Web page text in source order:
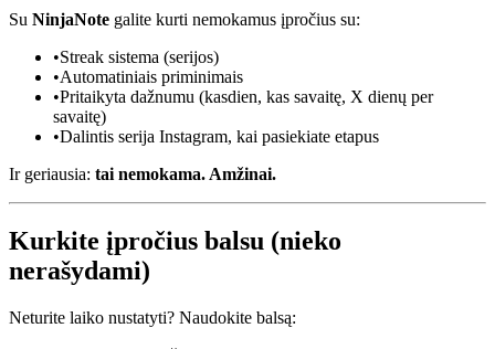
Su NinjaNote galite kurti nemokamus įpročius su:
•Streak sistema (serijos)
•Automatiniais priminimais
•Pritaikyta dažnumu (kasdien, kas savaitę, X dienų per
savaitę)
•Dalintis serija Instagram, kai pasiekiate etapus
Ir geriausia: tai nemokama. Amžinai.
Kurkite įpročius balsu (nieko
nerašydami)
Neturite laiko nustatyti? Naudokite balsą: